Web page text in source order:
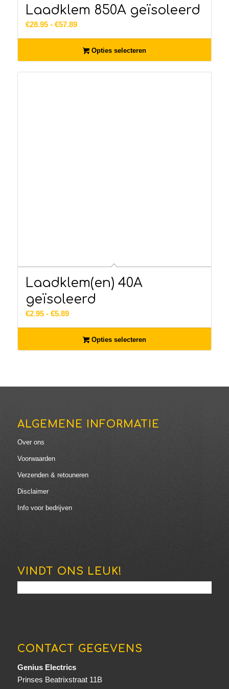
Laadklem 850A geïsoleerd
€28.95 - €57.89Prijsklasse:
tot
€57.89
Opties selecteren
Laadklem(en) 40A
geïsoleerd
€2.95 - €5.89Prijsklasse:
€5.89
Opties selecteren
ALGEMENE INFORMATIE
Over ons
Voorwaarden
Verzenden & retouneren
Disclaimer
Info voor bedrijven
VINDT ONS LEUK!
CONTACT GEGEVENS
Genius Electrics
Prinses Beatrixstraat 11B